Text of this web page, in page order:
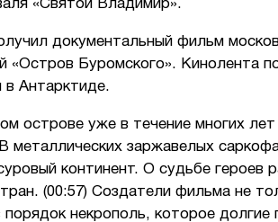
«Святой Владимир».
документальный фильм
«Остров Буромского». Кинолента
в Антарктиде.
острове уже в течение многих
металлических заржавелых
континент. О судьбе героев
(00:57) Создатели фильма не
порядок некрополь, которое